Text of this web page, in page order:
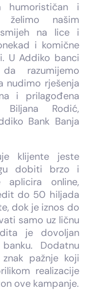
humorističan i
našim
na lice i
i komične
U Addiko banci
razumijemo
nudimo rješenja
i prilagođena
Rodić,
Bank Banja
klijente jeste
dobiti brzo i
aplicira online,
do 50 hiljada
dok je iznos do
samo uz ličnu
je dovoljan
Dodatnu
pažnje koji
realizacije
ove kampanje.